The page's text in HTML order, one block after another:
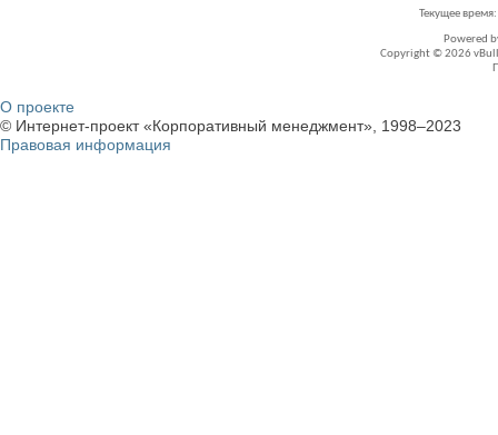
Текущее время:
Powered
Copyright © 2026
О проекте
© Интернет-проект «Корпоративный менеджмент», 1998–2023
Правовая информация